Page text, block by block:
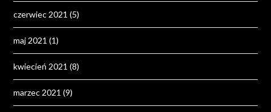
czerwiec 2021 (5)
maj 2021 (1)
kwiecień 2021 (8)
marzec 2021 (9)